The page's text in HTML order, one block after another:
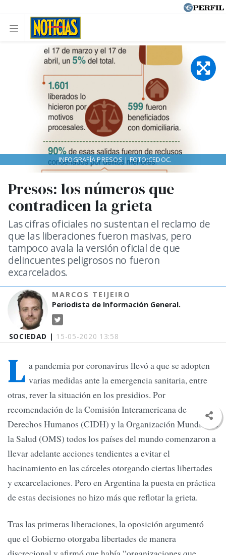
SOCIEDAD | 15-05-2020 13:58
Presos: los números que
contradicen la grieta
Las cifras oficiales no sustentan el reclamo de
que las liberaciones fueron masivas, pero
tampoco avala la versión oficial de que
delincuentes peligrosos no fueron
excarcelados.
MARCOS TEIJEIRO
Periodista de Información General.
INFOGRAFÍA PRESOS | FOTO:CEDOC.
L a pandemia por coronavirus llevó a que se adopten
varias medidas ante la emergencia sanitaria, entre
otras, rever la situación en los presidios. Por
recomendación de la Comisión Interamericana de
Derechos Humanos (CIDH) y la Organización Mundial de
la Salud (OMS) todos los países del mundo comenzaron a
llevar adelante acciones tendientes a evitar el
hacinamiento en las cárceles otorgando ciertas libertades
y excarcelaciones. Pero en Argentina la puesta en práctica
de estas decisiones no hizo más que reflotar la grieta.
Tras las primeras liberaciones, la oposición argumentó
que el Gobierno otorgaba libertades de manera